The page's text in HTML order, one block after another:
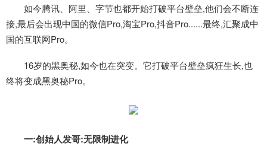
如今腾讯、阿里、字节也都开始打破平台壁垒,他们会不断连
接,最后会出现中国的微信Pro,淘宝Pro,抖音Pro......最终,汇聚成中
国的互联网Pro。
16岁的黑奥秘,如今也在突变。它打破平台壁垒疯狂生长,也
终将变成黑奥秘Pro。
一:创始人发哥:无限制进化